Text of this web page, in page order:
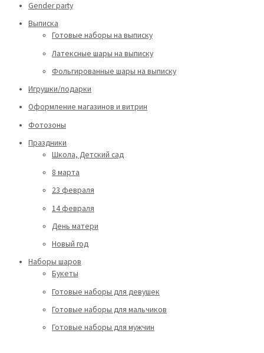
Gender party
Выписка
Готовые наборы на выписку
Латексные шары на выписку
Фольгированные шары на выписку
Игрушки/подарки
Оформление магазинов и витрин
Фотозоны
Праздники
Школа, Детский сад
8 марта
23 февраля
14 февраля
День матери
Новый год
Наборы шаров
Букеты
Готовые наборы для девушек
Готовые наборы для мальчиков
Готовые наборы для мужчин